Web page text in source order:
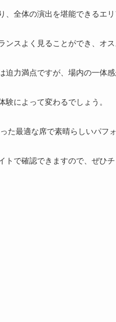
全体の演出を堪能できるエリ
スよく見ることができ、オス
力満点ですが、場内の一体
によって変わるでしょう。
た最適な席で素晴らしいパフ
で確認できますので、ぜひチ